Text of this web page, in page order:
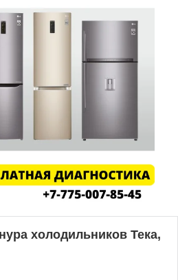
холодильников Тека,